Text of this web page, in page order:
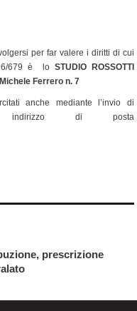
per far valere i diritti di cui
679 è lo STUDIO ROSSOTTI
Ferrero n. 7
anche mediante l’invio di
indirizzo di posta
prescrizione